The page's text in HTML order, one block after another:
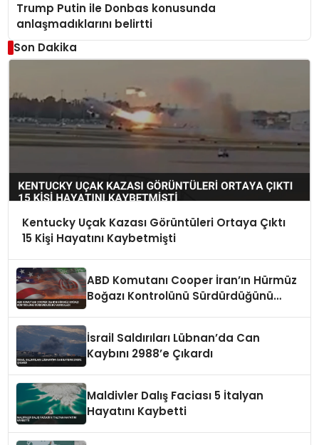
Trump Putin ile Donbas konusunda
anlaşmadıklarını belirtti
Son Dakika
Kentucky Uçak Kazası Görüntüleri Ortaya Çıktı
15 Kişi Hayatını Kaybetmişti
ABD Komutanı Cooper İran’ın Hürmüz
Boğazı Kontrolünü Sürdürdüğünü
İsrail Saldırıları Lübnan’da Can
Kaybını 2988’e Çıkardı
Maldivler Dalış Faciası 5 İtalyan
Hayatını Kaybetti